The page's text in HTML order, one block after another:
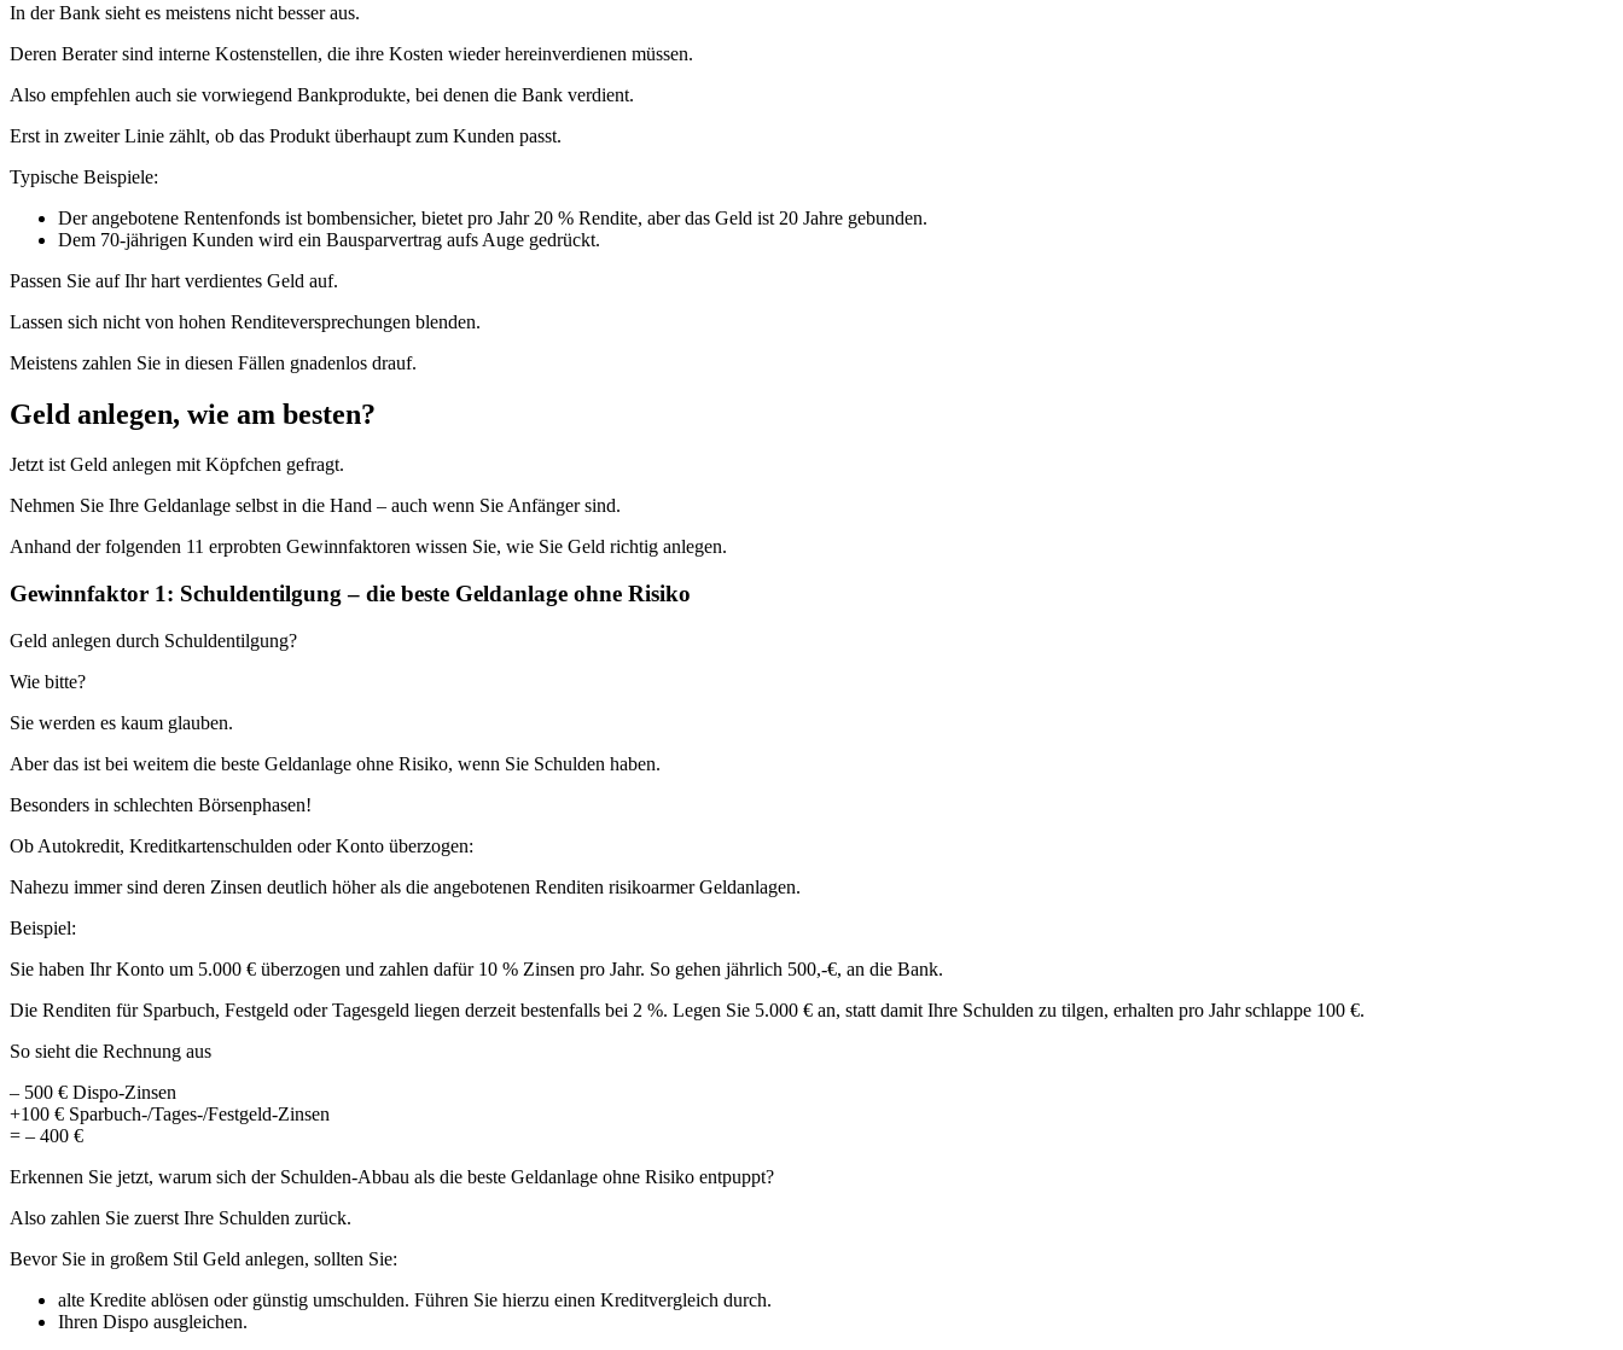
In der Bank sieht es meistens nicht besser aus.
Deren Berater sind interne Kostenstellen, die ihre Kosten wieder hereinverdienen müssen.
Also empfehlen auch sie vorwiegend Bankprodukte, bei denen die Bank verdient.
Erst in zweiter Linie zählt, ob das Produkt überhaupt zum Kunden passt.
Typische Beispiele:
Der angebotene Rentenfonds ist bombensicher, bietet pro Jahr 20 % Rendite, aber das Geld ist 20 Jahre gebunden.
Dem 70-jährigen Kunden wird ein Bausparvertrag aufs Auge gedrückt.
Passen Sie auf Ihr hart verdientes Geld auf.
Lassen sich nicht von hohen Renditeversprechungen blenden.
Meistens zahlen Sie in diesen Fällen gnadenlos drauf.
Geld anlegen, wie am besten?
Jetzt ist Geld anlegen mit Köpfchen gefragt.
Nehmen Sie Ihre Geldanlage selbst in die Hand – auch wenn Sie Anfänger sind.
Anhand der folgenden 11 erprobten Gewinnfaktoren wissen Sie, wie Sie Geld richtig anlegen.
Gewinnfaktor 1: Schuldentilgung – die beste Geldanlage ohne Risiko
Geld anlegen durch Schuldentilgung?
Wie bitte?
Sie werden es kaum glauben.
Aber das ist bei weitem die beste Geldanlage ohne Risiko, wenn Sie Schulden haben.
Besonders in schlechten Börsenphasen!
Ob Autokredit, Kreditkartenschulden oder Konto überzogen:
Nahezu immer sind deren Zinsen deutlich höher als die angebotenen Renditen risikoarmer Geldanlagen.
Beispiel:
Sie haben Ihr Konto um 5.000 € überzogen und zahlen dafür 10 % Zinsen pro Jahr. So gehen jährlich 500,-€, an die Bank.
Die Renditen für Sparbuch, Festgeld oder Tagesgeld liegen derzeit bestenfalls bei 2 %. Legen Sie 5.000 € an, statt damit Ihre Schulden zu tilgen, erhalten pro Jahr schlappe 100 €.
So sieht die Rechnung aus
– 500 € Dispo-Zinsen
+100 € Sparbuch-/Tages-/Festgeld-Zinsen
= – 400 €
Erkennen Sie jetzt, warum sich der Schulden-Abbau als die beste Geldanlage ohne Risiko entpuppt?
Also zahlen Sie zuerst Ihre Schulden zurück.
Bevor Sie in großem Stil Geld anlegen, sollten Sie:
alte Kredite ablösen oder günstig umschulden. Führen Sie hierzu einen Kreditvergleich durch.
Ihren Dispo ausgleichen.